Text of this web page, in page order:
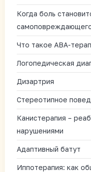
Когда боль
Что такое АВА-
Логопедическая
Дизартрия
Стереотипное
Канистерапия –
нарушениями
Адаптивный батут
Иппотерапия: как